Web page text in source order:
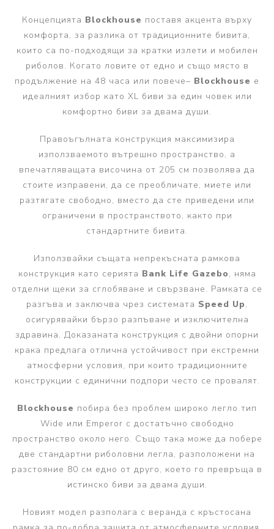
Концепцията Blockhouse поставя акцента върху
комфорта, за разлика от традиционните бивита,
които са по-подходящи за кратки излети и мобилен
риболов. Когато ловите от едно и също място в
продължение на 48 часа или повече– Blockhouse е
идеалният избор като XL биви за един човек или
комфортно биви за двама души.
Правоъгълната конструкция максимизира
използваемото вътрешно пространство, а
впечатляващата височина от 205 см позволява да
стоите изправени, да се преобличате, миете или
разтягате свободно, вместо да сте приведени или
ограничени в пространството, както при
стандартните бивита.
Използвайки същата непрекъсната рамкова
конструкция като серията Bank Life Gazebo, няма
отделни щеки за сглобяване и свързване. Рамката се
разгъва и заключва чрез системата Speed Up,
осигурявайки бързо разпъване и изключителна
здравина. Доказаната конструкция с двойни опорни
крака предлага отлична устойчивост при екстремни
атмосферни условия, при които традиционните
конструкции с единични подпори често се провалят.
Blockhouse побира без проблем широко легло тип
Wide или Emperor с достатъчно свободно
пространство около него. Също така може да побере
две стандартни риболовни легла, разположени на
разстояние 80 см едно от друго, което го превръща в
истинско биви за двама души.
Новият модел разполага с веранда с кръстосана